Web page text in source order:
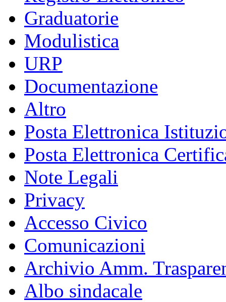
Graduatorie
Modulistica
URP
Documentazione
Altro
Posta Elettronica
Posta Elettronica
Note Legali
Privacy
Accesso Civico
Comunicazioni
Archivio Amm.
Albo sindacale